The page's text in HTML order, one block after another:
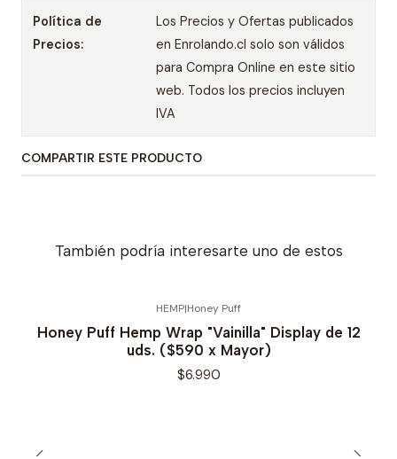
Política de
Precios:
Los Precios y Ofertas publicados
en Enrolando.cl solo son válidos
para Compra Online en este sitio
web. Todos los precios incluyen
IVA
COMPARTIR ESTE PRODUCTO
También podría interesarte uno de estos
HEMP|Honey Puff
Honey Puff Hemp Wrap "Vainilla" Display de 12
uds. ($590 x Mayor)
$6.990